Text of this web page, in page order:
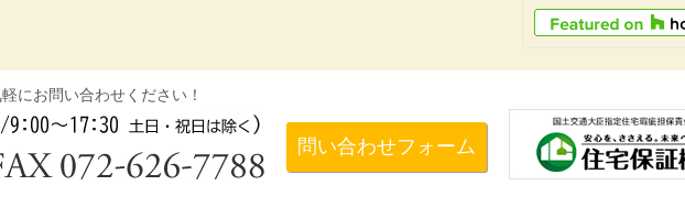
にお問い合わせください！
問い合わせフォーム